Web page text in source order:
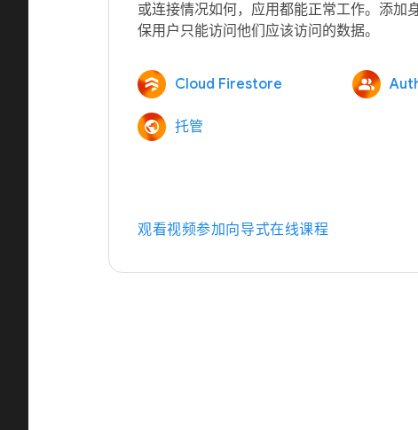
或连接情况如何，应用都能正常工作。添加
Cloud Firestore
托管
观看视频参加向导式在线课程